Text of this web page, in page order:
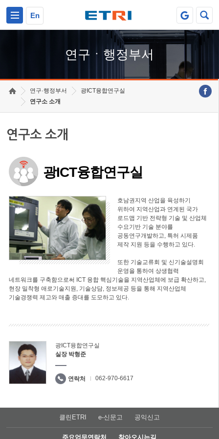
En
연구ㆍ행정부서
연구·행정부서
광ICT융합연구실
연구소 소개
연구소 소개
광ICT융합연구실
호남권지역 산업을 육성하기
위하여 지역산업과 연계된 국가
로드맵 기반 전략형 기술 및 산업체
수요기반 기술 분야를
공동연구개발하고, 특허 시제품
제작 지원 등을 수행하고 있다.
또한 기술교류회 및 신기술설명회
운영을 통하여 상생협력
네트워크를 구축함으로써 ICT 융합 핵심기술을 지역산업체에 보급 확산하고,
현장 밀착형 애로기술지원, 기술상담, 정보제공 등을 통해 지역산업체
기술경쟁력 제고와 매출 증대를 도모하고 있다.
광ICT융합연구실
실장 박형준
연락처 062-970-6617
클린ETRI e-신문고 공익신고
주요업무연락처 찾아오시는길